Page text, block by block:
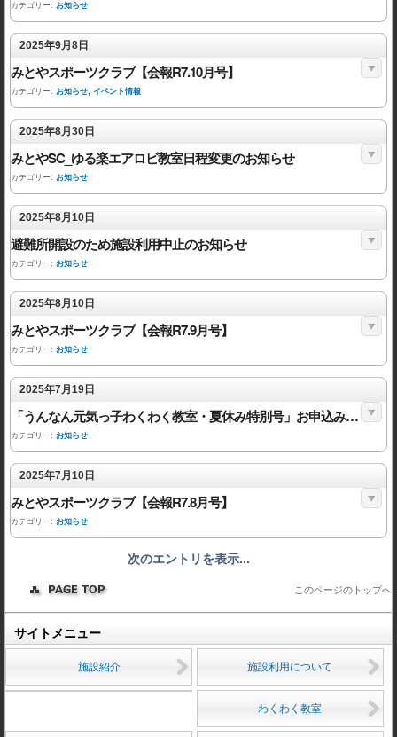
カテゴリー: お知らせ
2025年9月8日
みとやスポーツクラブ【会報R7.10月号】
カテゴリー: お知らせ, イベント情報
2025年8月30日
みとやSC_ゆる楽エアロビ教室日程変更のお知らせ
カテゴリー: お知らせ
2025年8月10日
避難所開設のため施設利用中止のお知らせ
カテゴリー: お知らせ
2025年8月10日
みとやスポーツクラブ【会報R7.9月号】
カテゴリー: お知らせ
2025年7月19日
「うんなん元気っ子わくわく教室・夏休み特別号」お申込み【アスパル】について
カテゴリー: お知らせ
2025年7月10日
みとやスポーツクラブ【会報R7.8月号】
カテゴリー: お知らせ
次のエントリを表示...
このページのトップへ
サイトメニュー
施設紹介 施設利用について
わくわく教室